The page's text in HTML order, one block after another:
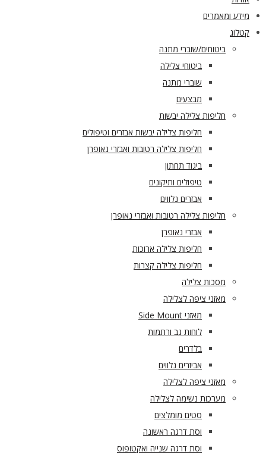
מידע ומאמרים
קטלוג
ביטוחים/שוברי מתנה
ביטוחי צלילה
שוברי מתנה
מבצעים
חליפות צלילה יבשות
חליפות צלילה יבשות אבזרים וטיפולים
חליפות צלילה רטובות ואבזרי נאופרן
ביגוד תחתון
טיפולים ותיקונים
אבזרים נלווים
חליפות צלילה רטובות ואבזרי נאופרן
אבזרי נאופרן
חליפות צלילה ארוכות
חליפות צלילה קצרות
מסכות צלילה
מאזני ציפה לצלילה
מאזני Side Mount
לוחות גב ורתמות
בלדרים
אביזרים נלווים
מאזני ציפה לצלילה
מערכות נשימה לצלילה
סטים מומלצים
וסת דרגה ראשונה
וסת דרגה שנייה ואקטופוס